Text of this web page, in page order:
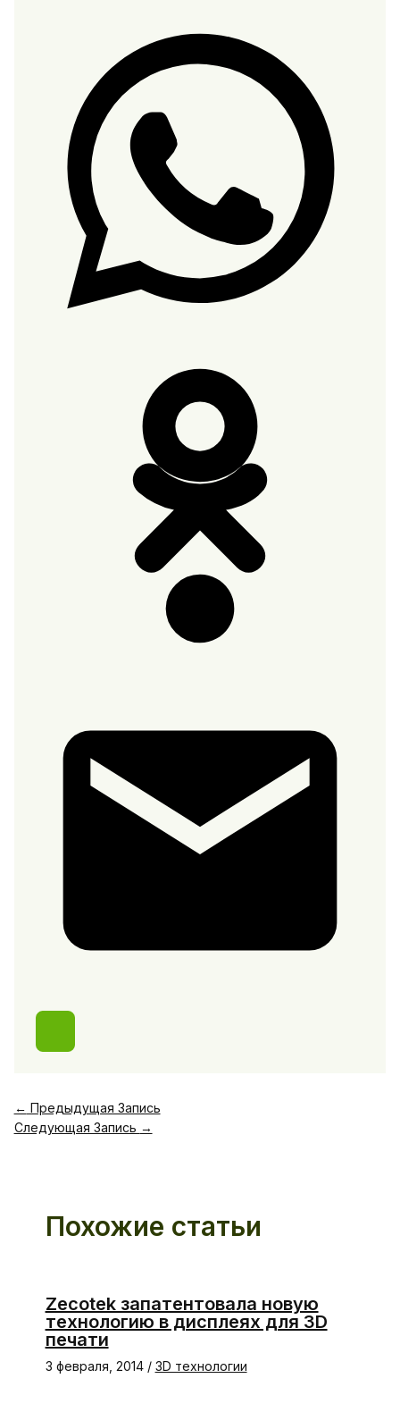
← Предыдущая Запись
Следующая Запись →
Похожие статьи
Zecotek запатентовала новую
технологию в дисплеях для 3D
печати
3 февраля, 2014 / 3D технологии